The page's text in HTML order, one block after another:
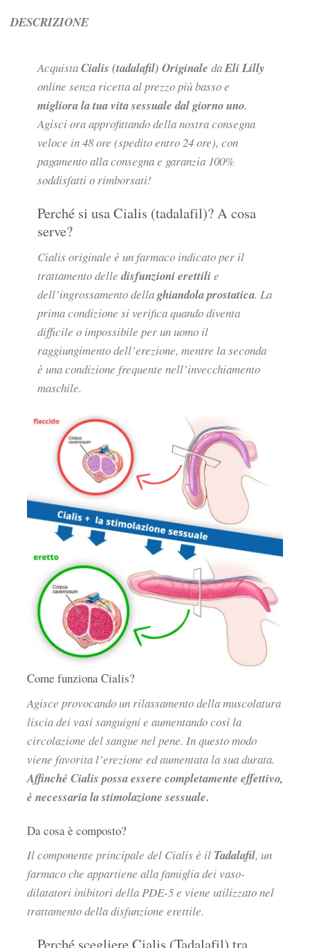
DESCRIZIONE
AcquistaCialis (tadalafil) Originale daEli Lilly
online senza ricetta al prezzo più basso e
migliora la tua vita sessuale dal giorno uno.
Agisci ora approfittando della nostra consegna
veloce in 48 ore (spedito entro 24 ore), con
pagamento alla consegna e garanzia 100%
soddisfatti o rimborsati!
Perché si usa Cialis (tadalafil)? A cosa
serve?
Cialis originale è un farmaco indicato per il
trattamento delledisfunzioni erettilie
dell’ingrossamento dellaghiandola prostatica. La
prima condizione si verifica quando diventa
difficile o impossibile per un uomo il
raggiungimento dell’erezione, mentre la seconda
è una condizione frequente nell’invecchiamento
maschile.
Come funziona Cialis?
Agisce provocando un rilassamento della muscolatura
liscia dei vasi sanguigni e aumentando così la
circolazione del sangue nel pene. In questo modo
viene favorita l’erezione ed aumentata la sua durata.
Affinché Cialis possa essere completamente effettivo,
è necessaria la stimolazione sessuale.
Da cosa è composto?
Il componente principale del Cialis è il Tadalafil, un
farmaco che appartiene alla famiglia dei vaso-
dilatatori inibitori della PDE-5 e viene utilizzato nel
trattamento della disfunzione erettile.